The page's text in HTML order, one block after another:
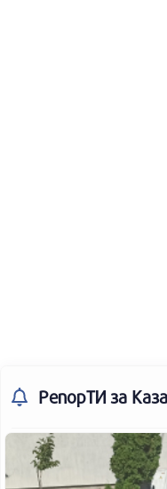
РепорТИ за